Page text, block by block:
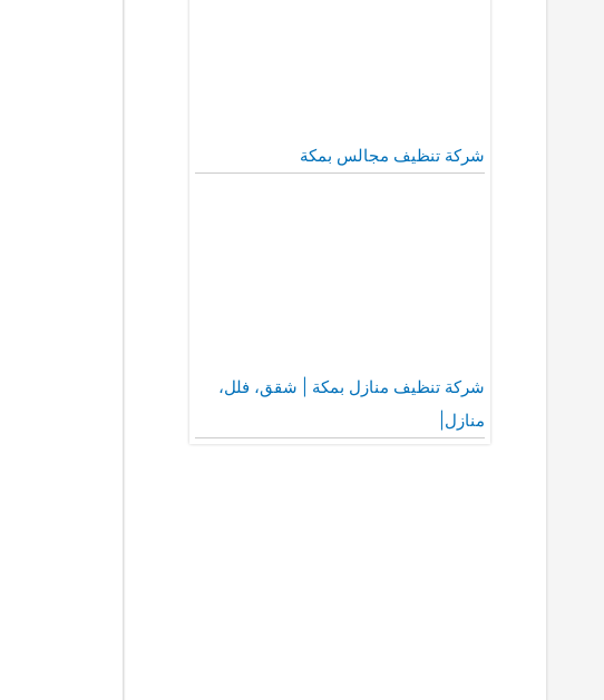
شركة تنظيف مجالس بمكة
شركة تنظيف منازل بمكة | شقق، فلل،
منازل|